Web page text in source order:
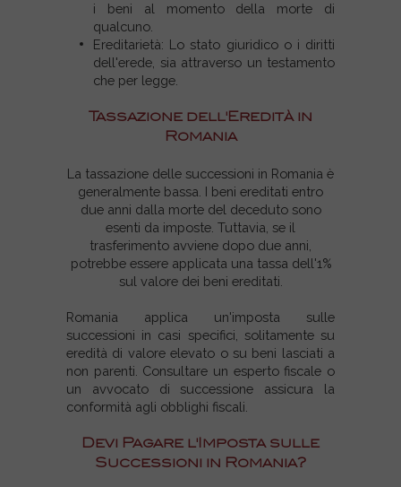
i beni al momento della morte di
qualcuno.
Ereditarietà: Lo stato giuridico o i diritti
dell'erede, sia attraverso un testamento
che per legge.
Tassazione dell'Eredità in
Romania
La tassazione delle successioni in Romania è
generalmente bassa. I beni ereditati entro
due anni dalla morte del deceduto sono
esenti da imposte. Tuttavia, se il
trasferimento avviene dopo due anni,
potrebbe essere applicata una tassa dell'1%
sul valore dei beni ereditati.
Romania applica un'imposta sulle
successioni in casi specifici, solitamente su
eredità di valore elevato o su beni lasciati a
non parenti. Consultare un esperto fiscale o
un avvocato di successione assicura la
conformità agli obblighi fiscali.
Devi Pagare l'Imposta sulle
Successioni in Romania?